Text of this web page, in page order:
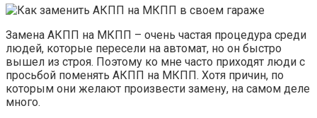
Замена АКПП на МКПП – очень частая процедура среди
людей, которые пересели на автомат, но он быстро
вышел из строя. Поэтому ко мне часто приходят люди с
просьбой поменять АКПП на МКПП. Хотя причин, по
которым они желают произвести замену, на самом деле
много.